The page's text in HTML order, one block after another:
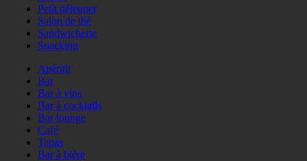
Petit déjeuner
Salon de thé
Sandwicherie
Snacking
Apéritif
Bar
Bar à vins
Bar à cocktails
Bar lounge
Café
Tapas
Bar à bière